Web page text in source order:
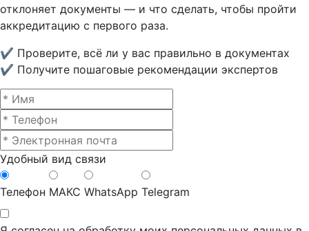
отклоняет документы — и что сделать, чтобы пройти
аккредитацию с первого раза.
✔ Проверите, всё ли у вас правильно в документах
✔ Получите пошаговые рекомендации экспертов
Удобный вид связи
Телефон МАКС WhatsApp Telegram